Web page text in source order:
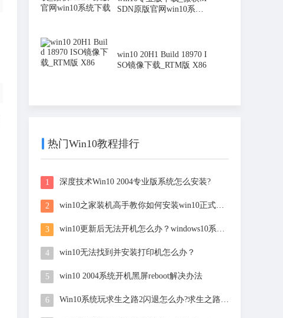
SDN原版官网win10系统
win10 20H1 Build 18970 I
SO镜像下载_RTM版 X86
热门Win10教程排行
1 深度技术Win10 2004专业版系统怎么安装?
2 win10之家装机高手教你如何安装win10正式版一键重装
3 win10更新后无法开机怎么办？windows10系统升级后无法开
4 win10无法找到并安装打印机怎么办？
5 win10 2004系统开机黑屏reboot解决办法
6 Win10系统玩求生之路2闪退怎么办?求生之路2 win10闪退